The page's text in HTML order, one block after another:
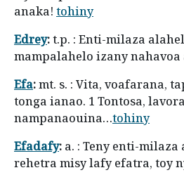
anaka! tohiny
Edrey:t.p. : Enti-milaza
mampalahelo izany nahavoa
Efa:mt. s. : Vita, voafarana,
tonga ianao. 1 Tontosa,
nampanaouina…tohiny
Efadafy: a. : Teny enti-
rehetra misy lafy efatra, toy